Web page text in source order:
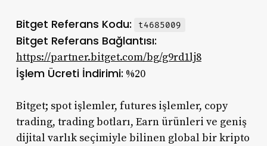
Bitget Referans Kodu: t4685009
Bitget Referans Bağlantısı:
https://partner.bitget.com/bg/g9rd1lj8
İşlem Ücreti İndirimi: %20
Bitget; spot işlemler, futures işlemler, copy
trading, trading botları, Earn ürünleri ve geniş
dijital varlık seçimiyle bilinen global bir kripto